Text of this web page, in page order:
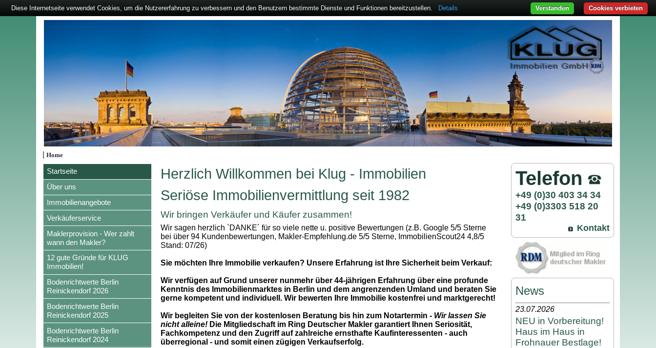
|Home
Startseite
Über uns
Immobilienangebote
Verkäuferservice
Maklerprovision - Wer zahlt
wann den Makler?
12 gute Gründe für KLUG
Immobilien!
Bodenrichtwerte Berlin
Reinickendorf 2026
Bodenrichtwerte Berlin
Reinickendorf 2025
Bodenrichtwerte Berlin
Reinickendorf 2024
Herzlich Willkommen bei Klug - Immobilien
Seriöse Immobilienvermittlung seit 1982
Wir bringen Verkäufer und Käufer zusammen!
Wir sagen herzlich `DANKE´ für so viele nette u. positive Bewertungen (z.B. Google 5/5 Sterne
bei über 94 Kundenbewertungen, Makler-Empfehlung.de 5/5 Sterne, ImmobilienScout24 4,8/5
Stand: 07/26)
Sie möchten Ihre Immobilie verkaufen? Unsere Erfahrung ist Ihre Sicherheit beim Verkauf:
Wir verfügen auf Grund unserer nunmehr über 44-jährigen Erfahrung über eine profunde
Kenntnis des Immobilienmarktes in Berlin und dem angrenzenden Umland und beraten Sie
gerne kompetent und individuell. Wir bewerten Ihre Immobilie kostenfrei und marktgerecht!
Wir begleiten Sie von der kostenlosen Beratung bis hin zum Notartermin -Wir lassen Sie
nicht alleine!Die Mitgliedschaft im Ring Deutscher Makler garantiert Ihnen Seriosität,
Fachkompetenz und den Zugriff auf zahlreiche ernsthafte Kaufinteressenten - auch
überregional - und somit einen zügigen Verkaufserfolg.
Telefon
+49 (0)30 403 34 34
+49 (0)3303 518 20
31
Kontakt
News
23.07.2026
NEU in Vorbereitung!
Haus im Haus in
Frohnauer Bestlage!
Diese Internetseite verwendet Cookies, um die Nutzererfahrung zu verbessern und den Benutzern bestimmte Dienste und Funktionen bereitzustellen. Details Cookies verbieten
Verstanden